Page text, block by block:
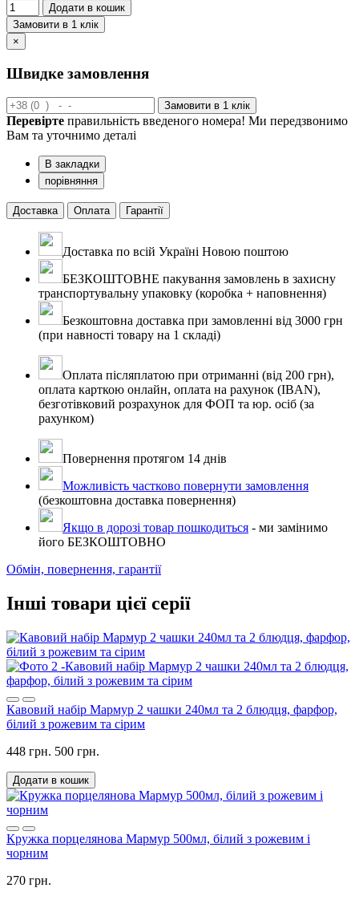
Додати в кошик
Замовити в 1 клік
×
Швидке замовлення
Замовити в 1 клік
Перевірте правильність введеного номера! Ми передзвонимо
Вам та уточнимо деталі
В закладки
порівняння
Доставка Оплата Гарантії
Доставка по всій Україні Новою поштою
БЕЗКОШТОВНЕ пакування замовлень в захисну
транспортувальну упаковку (коробка + наповнення)
Безкоштовна доставка при замовленні від 3000 грн
(при навності товару на 1 складі)
Оплата післяплатою при отриманні (від 200 грн),
оплата карткою онлайн, оплата на рахунок (IBAN),
безготівковий розрахунок для ФОП та юр. осіб (за
рахунком)
Повернення протягом 14 днів
Можливість частково повернути замовлення
(безкоштовна доставка повернення)
Якщо в дорозі товар пошкодиться - ми замінимо
його БЕЗКОШТОВНО
Обмін, повернення, гарантії
Інші товари цієї серії
Кавовий набір Мармур 2 чашки 240мл та 2 блюдця, фарфор,
білий з рожевим та сірим
448 грн. 500 грн.
Додати в кошик
Кружка порцелянова Мармур 500мл, білий з рожевим і
чорним
270 грн.